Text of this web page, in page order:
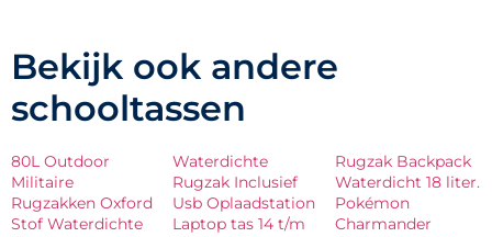
Bekijk ook andere
schooltassen
80L Outdoor
Militaire
Rugzakken Oxford
Stof Waterdichte
Waterdichte
Rugzak Inclusief
Usb Oplaadstation
Laptop tas 14 t/m
Rugzak Backpack
Waterdicht 18 liter.
Pokémon
Charmander